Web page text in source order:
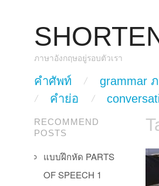
ภาษาอังกฤษอยู่รอบตัวเรา
Main
skip to content
คำศัพท์ grammar
คำย่อ
RECOMMEND
POSTS
แบบฝึกหัด PARTS
OF SPEECH 1